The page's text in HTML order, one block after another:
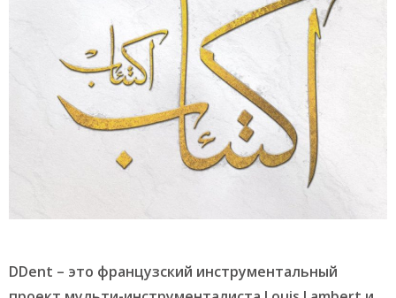
DDent – это французский инструментальный